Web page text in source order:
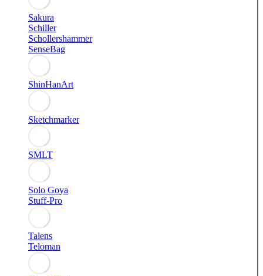
Sakura
Schiller
Schollershammer
SenseBag
ShinHanArt
Sketchmarker
SMLT
Solo Goya
Stuff-Pro
Talens
Teloman